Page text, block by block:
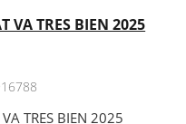
VA TRES BIEN 2025
VA TRES BIEN 2025